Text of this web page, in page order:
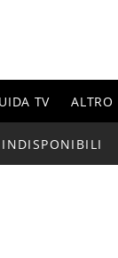
TV ALTRO
INDISPONIBILI